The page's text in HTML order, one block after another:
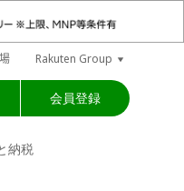
Rakuten Group
会員登録
納税